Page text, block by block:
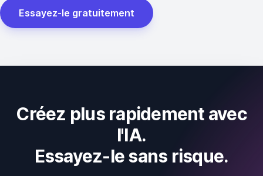
Essayez-le gratuitement
Créez plus rapidement avec
l'IA.
Essayez-le sans risque.